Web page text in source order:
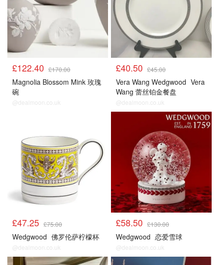
£122.40 £170.00
Magnolia Blossom Mink 玫瑰
碗
@dealmoon.co.uk
£40.50 £45.00
Vera Wang Wedgwood Vera
Wang 蕾丝铂金餐盘
@dealmoon.co.uk
£47.25 £75.00
Wedgwood 佛罗伦萨柠檬杯
@dealmoon.co.uk
£58.50 £130.00
Wedgwood 恋爱雪球
@dealmoon.co.uk